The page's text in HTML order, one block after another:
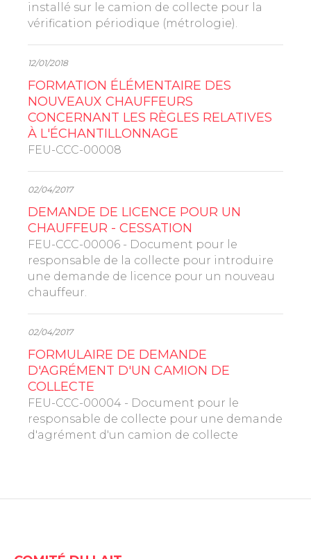
installé sur le camion de collecte pour la
vérification périodique (métrologie).
12/01/2018
FORMATION ÉLÉMENTAIRE DES
NOUVEAUX CHAUFFEURS
CONCERNANT LES RÈGLES RELATIVES
À L'ÉCHANTILLONNAGE
FEU-CCC-00008
02/04/2017
DEMANDE DE LICENCE POUR UN
CHAUFFEUR - CESSATION
FEU-CCC-00006 - Document pour le
responsable de la collecte pour introduire
une demande de licence pour un nouveau
chauffeur.
02/04/2017
FORMULAIRE DE DEMANDE
D'AGRÉMENT D'UN CAMION DE
COLLECTE
FEU-CCC-00004 - Document pour le
responsable de collecte pour une demande
d'agrément d'un camion de collecte